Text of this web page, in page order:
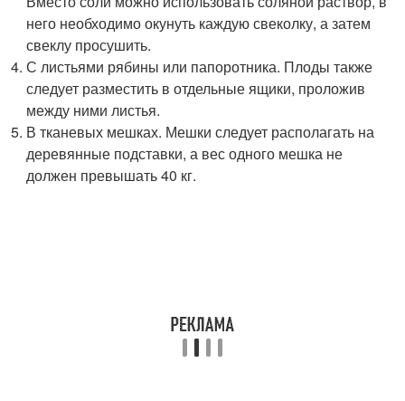
него необходимо окунуть каждую свеколку, а затем
свеклу просушить.
С листьями рябины или папоротника. Плоды также
следует разместить в отдельные ящики, проложив
между ними листья.
В тканевых мешках. Мешки следует располагать на
деревянные подставки, а вес одного мешка не
должен превышать 40 кг.